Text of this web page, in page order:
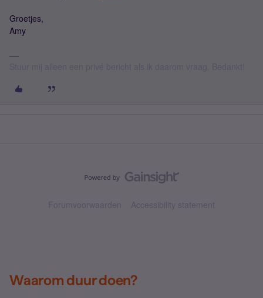
Groetjes,
Amy
Forumvoorwaarden Accessibility statement
Waarom duur doen?